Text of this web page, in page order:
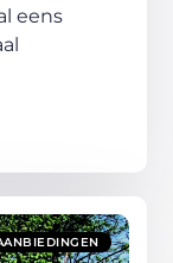
eens